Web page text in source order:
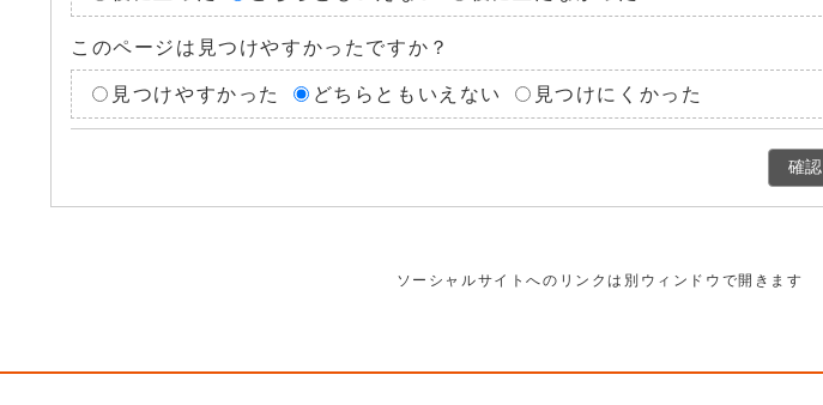
このページは見つけやすかったですか？
見つけやすかった どちらともいえない 見つけにくかった
確認
ソーシャルサイトへのリンクは別ウィンドウで開きます